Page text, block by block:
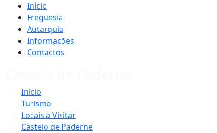
Início
Freguesia
Autarquia
Informações
Contactos
Início
Turismo
Locais a Visitar
Castelo de Paderne